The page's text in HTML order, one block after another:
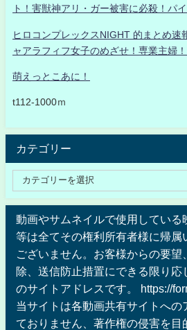
ト！害獣神アリ・ガー被害に必殺！パ
ヒロコンプレックスNIGHT 的まとめ速
ャアラフィフ女子のめざせ！専業主婦
萌えっとこあに！
t112-1000ｍ
カテゴリー
動画やサムネイルで使用している
等は全てその権利所有者様に帰属
ございません。お客様からの要望
除、送信防止措置にできる限り応
のサイトアドレスです。 https://
当サイトは各動画共有サイトへの
ておりません、著作権の侵害を目